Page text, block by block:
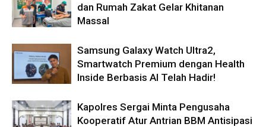
dan Rumah Zakat Gelar Khitanan
Massal
Samsung Galaxy Watch Ultra2,
Smartwatch Premium dengan Health
Inside Berbasis AI Telah Hadir!
Kapolres Sergai Minta Pengusaha
Kooperatif Atur Antrian BBM Antisipasi